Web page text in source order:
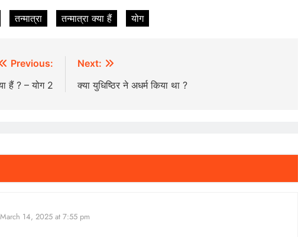
तन्मात्रा तन्मात्रा क्या हैं योग
Previous:
हैं ? – योग 2
Next:
क्या युधिष्ठिर ने अधर्म किया था ?
March 14, 2025 at 7:55 pm